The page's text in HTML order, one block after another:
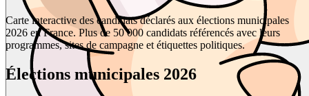
Carte interactive des candidats déclarés aux élections municipales
2026 en France. Plus de 50 000 candidats référencés avec leurs
programmes, sites de campagne et étiquettes politiques.
Élections municipales 2026